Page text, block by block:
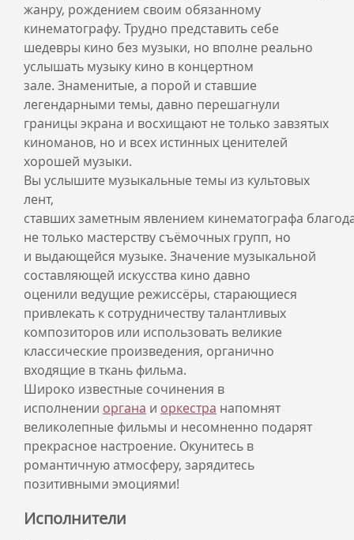
жанру, рождением своим обязанному
кинематографу. Трудно представить себе
шедевры кино без музыки, но вполне реально
услышать музыку кино в концертном
зале. Знаменитые, а порой и ставшие
легендарными темы, давно перешагнули
границы экрана и восхищают не только завзятых
киноманов, но и всех истинных ценителей
хорошей музыки.
Вы услышите музыкальные темы из культовых
лент,
ставших заметным явлением кинематографа
не только мастерству съёмочных групп, но
и выдающейся музыке. Значение музыкальной
составляющей искусства кино давно
оценили ведущие режиссёры, старающиеся
привлекать к сотрудничеству талантливых
композиторов или использовать великие
классические произведения, органично
входящие в ткань фильма.
Широко известные сочинения в
исполнении органа и оркестра напомнят
великолепные фильмы и несомненно подарят
прекрасное настроение. Окунитесь в
романтичную атмосферу, зарядитесь
позитивными эмоциями!
Исполнители